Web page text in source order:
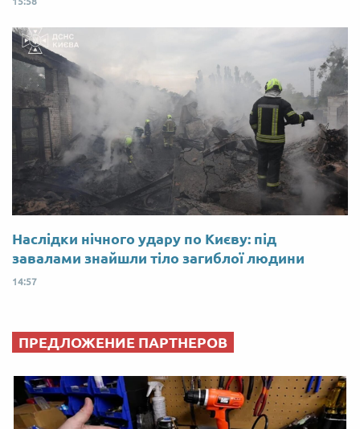
Наслідки нічного удару по Києву: під
завалами знайшли тіло загиблої людини
14:57
ПРЕДЛОЖЕНИЕ ПАРТНЕРОВ